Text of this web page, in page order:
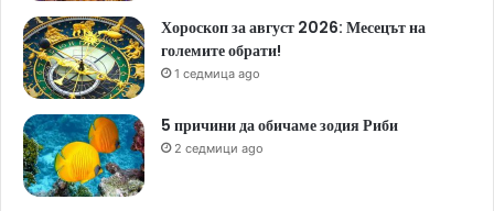
Хороскоп за август 2026: Месецът на
големите обрати!
1 седмица ago
5 причини да обичаме зодия Риби
2 седмици ago